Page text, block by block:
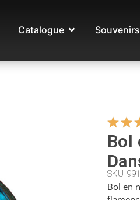
Catalogue
Bol
SKU
Bol en